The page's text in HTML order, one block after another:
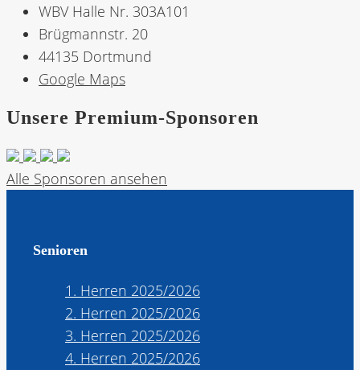
WBV Halle Nr. 303A101
Brügmannstr. 20
44135 Dortmund
Google Maps
Unsere Premium-Sponsoren
Alle Sponsoren ansehen
Senioren
1. Herren 2025/2026
2. Herren 2025/2026
3. Herren 2025/2026
4. Herren 2025/2026